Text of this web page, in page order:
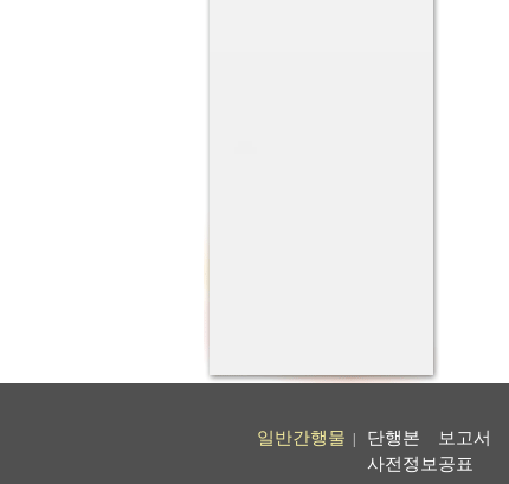
일반간행물 단행본 보고서
사전정보공표